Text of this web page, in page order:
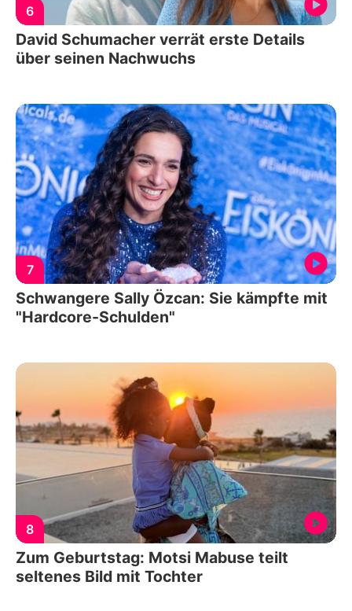
6
David Schumacher verrät erste Details
über seinen Nachwuchs
7
Schwangere Sally Özcan: Sie kämpfte mit
"Hardcore-Schulden"
8
Zum Geburtstag: Motsi Mabuse teilt
seltenes Bild mit Tochter